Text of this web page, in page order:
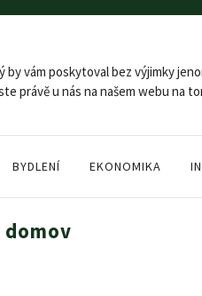
vám poskytoval bez výjimky
právě u nás na našem webu na
BYDLENÍ EKONOMIKA